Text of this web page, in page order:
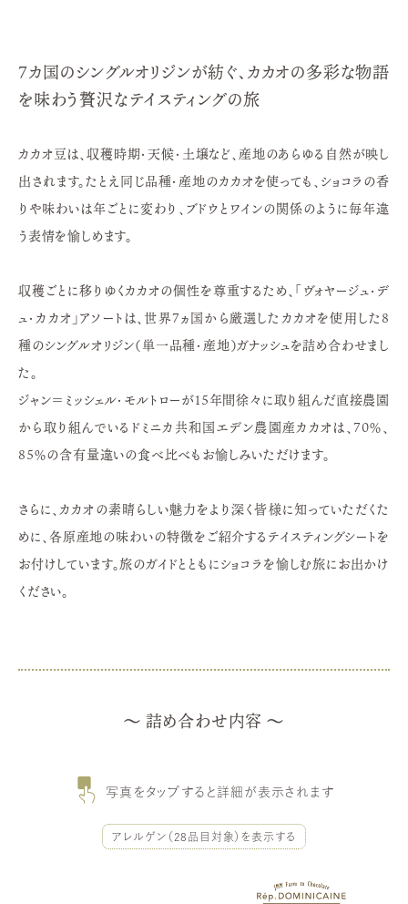
7カ国のシングルオリジンが紡ぐ、カカオの多彩な物語
を味わう贅沢なテイスティングの旅
カカオ豆は、収穫時期・天候・土壌など、産地のあらゆる自然が映し
出されます。たとえ同じ品種・産地のカカオを使っても、ショコラの香
りや味わいは年ごとに変わり、ブドウとワインの関係のように毎年違
う表情を愉しめます。
収穫ごとに移りゆくカカオの個性を尊重するため、「ヴォヤージュ・デ
ュ・カカオ」アソートは、世界7ヵ国から厳選したカカオを使用した8
種のシングルオリジン（単一品種・産地）ガナッシュを詰め合わせまし
た。
ジャン＝ミッシェル・モルトローが15年間徐々に取り組んだ直接農園
から取り組んでいるドミニカ共和国エデン農園産カカオは、70％、
85％の含有量違いの食べ比べもお愉しみいただけます。
さらに、カカオの素晴らしい魅力をより深く皆様に知っていただくた
めに、各原産地の味わいの特徴をご紹介するテイスティングシートを
お付けしています。旅のガイドとともにショコラを愉しむ旅にお出かけ
ください。
詰め合わせ内容
写真をタップすると詳細が表示されます
アレルゲン（28品目対象）を表示する